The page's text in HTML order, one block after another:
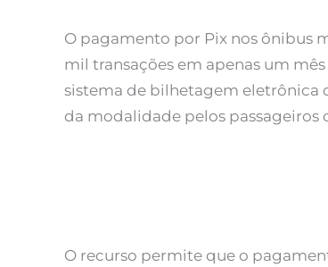
O pagamento por Pix nos ônibus
mil transações em apenas um
sistema de bilhetagem eletrônica
da modalidade pelos
O recurso permite que o